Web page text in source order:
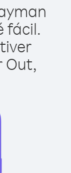
fácil.
Out,